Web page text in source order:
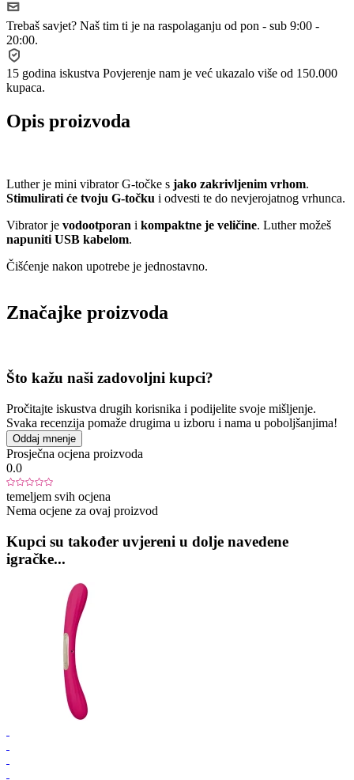
Trebaš savjet? Naš tim ti je na raspolaganju od pon - sub 9:00 -
20:00.
15 godina iskustva Povjerenje nam je već ukazalo više od 150.000
kupaca.
Opis proizvoda
Luther je mini vibrator G-točke s jako zakrivljenim vrhom.
Stimulirati će tvoju G-točku i odvesti te do nevjerojatnog vrhunca.
Vibrator je vodootporan i kompaktne je veličine. Luther možeš
napuniti USB kabelom.
Čišćenje nakon upotrebe je jednostavno.
Značajke proizvoda
Što kažu naši zadovoljni kupci?
Pročitajte iskustva drugih korisnika i podijelite svoje mišljenje.
Svaka recenzija pomaže drugima u izboru i nama u poboljšanjima!
Oddaj mnenje
Prosječna ocjena proizvoda
0.0
temeljem svih ocjena
Nema ocjene za ovaj proizvod
Kupci su također uvjereni u dolje navedene
igračke...